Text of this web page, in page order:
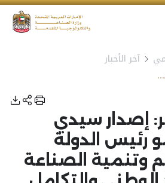
آخر الأخبار
سلطان الجابر: إصدار سيدي صاحب السمو رئيس الدولة لقانون تنظيم وتنمية الصناعة يدعم المنتج الوطني والتكامل الصناعي في الدولة
إصدار سيدي
رئيس الدولة
وتنمية الصناعة